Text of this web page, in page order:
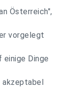
Österreich",
vorgelegt
einige Dinge
akzeptabel